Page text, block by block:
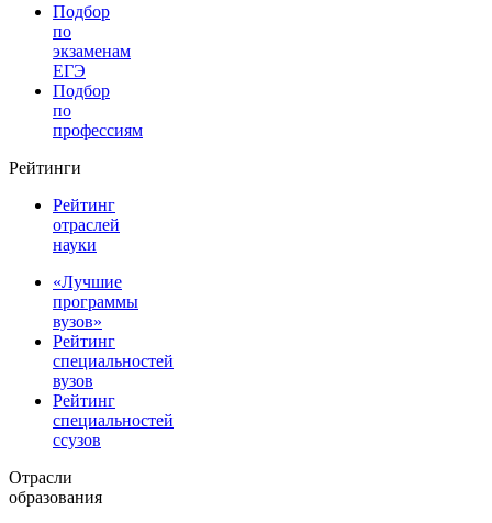
Подбор
по
экзаменам
ЕГЭ
Подбор
по
профессиям
Рейтинги
Рейтинг
отраслей
науки
«Лучшие
программы
вузов»
Рейтинг
специальностей
вузов
Рейтинг
специальностей
ссузов
Отрасли
образования